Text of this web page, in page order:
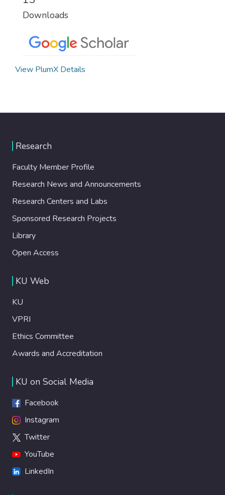
Downloads
View PlumX Details
Research
Faculty Member Profile
Research News and Announcements
Research Centers and Labs
Sponsored Research Projects
Library
Open Access
KU Web
KU
VPRI
Ethics Committee
Awards and Accreditation
KU on Social Media
Facebook
Instagram
Twitter
YouTube
LinkedIn